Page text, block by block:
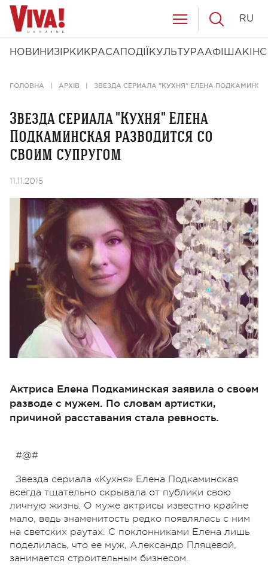
НОВИНИ ЗІРКИ КРАСА ПОДІЇ КУЛЬТУРААФІША КІНО
RU
ГОЛОВНА АРХІВ ЗВЕЗДА СЕРИАЛА "КУХНЯ" ЕЛЕНА
Звезда сериала "Кухня" Елена
Подкаминская разводится со
своим супругом
11.11.2015
Актриса Елена Подкаминская заявила о своем
разводе с мужем. По словам артистки,
причиной расставания стала ревность.
#@#
Звезда сериала «Кухня» Елена Подкаминская
всегда тщательно скрывала от публики свою
личную жизнь. О муже актрисы известно крайне
мало, ведь знаменитость редко появлялась с ним
на светских раутах. С поклонниками Елена лишь
поделилась, что ее муж, Александр Пляцевой,
занимается строительным бизнесом.